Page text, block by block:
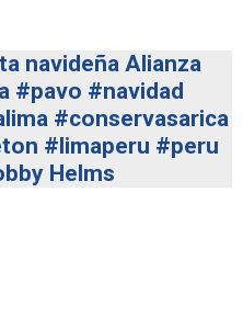
navideña Alianza
#pavo #navidad
#conservasarica
#limaperu #peru
Helms